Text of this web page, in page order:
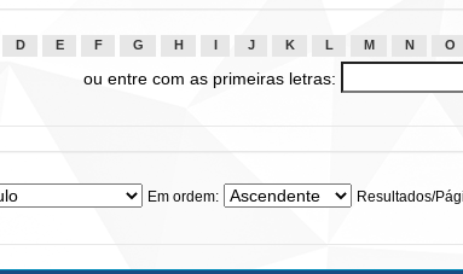
D E F G H J K L M N O
ou entre com as primeiras letras:
Em ordem: Resultados/